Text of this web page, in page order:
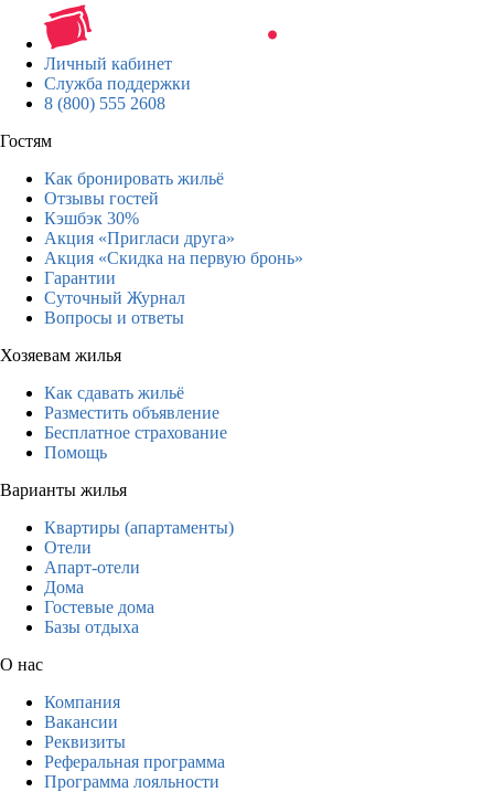
Личный кабинет
Служба поддержки
8 (800) 555 2608
Гостям
Как бронировать жильё
Отзывы гостей
Кэшбэк 30%
Акция «Пригласи друга»
Акция «Скидка на первую бронь»
Гарантии
Суточный Журнал
Вопросы и ответы
Хозяевам жилья
Как сдавать жильё
Разместить объявление
Бесплатное страхование
Помощь
Варианты жилья
Квартиры (апартаменты)
Отели
Апарт-отели
Дома
Гостевые дома
Базы отдыха
О нас
Компания
Вакансии
Реквизиты
Реферальная программа
Программа лояльности